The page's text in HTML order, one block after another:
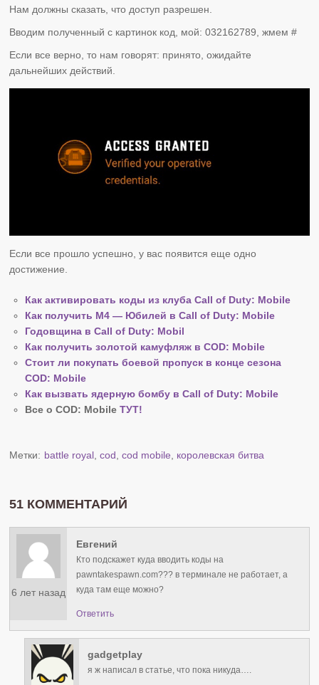
Нам должны сказать, что доступ разрешен.
Вводим полученный с картинок код, мой: 032162789, жмем #
Если все верно, то нам говорят: принято, ожидайте
дальнейших действий.
Если все прошло успешно, у вас появится еще одно
достижение.
Как активировать коды из клуба Call of Duty: Mobile
Как получить М4 — Юбилей в Call of Duty: Mobile
Годовщина в Call of Duty: Mobil
Как получить золотой камуфляж в COD: Mobile
Стоит ли покупать боевой пропуск в конце сезона
COD: Mobile
Как вызвать ядерную бомбу в Call of Duty: Mobile
Все о COD: MobileТУТ!
Метки: battle royal ,cod ,cod mobile королевская битва
51 КОММЕНТАРИЙ
6 лет назад
Евгений
Кто подскажет куда вводить коды на
pawntakespawn.com??? в терминале не работает, а
куда там еще можно?
Ответить
gadgetplay
я ж написал в статье, что пока никуда….